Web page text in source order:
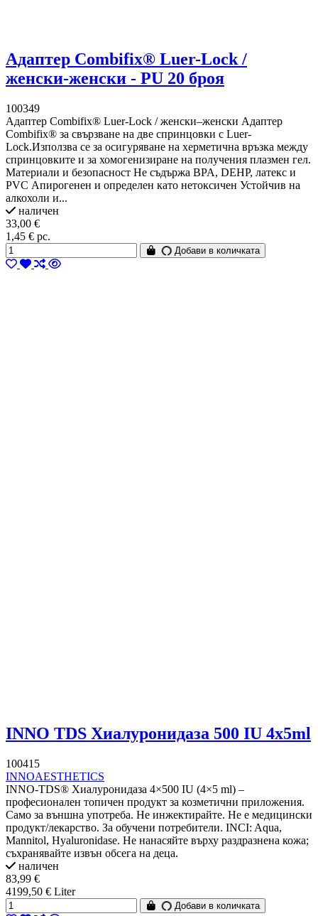
Адаптер Combifix® Luer-Lock /
женски-женски - PU 20 броя
100349
Адаптер Combifix® Luer-Lock / женски–женски Адаптер
Combifix® за свързване на две спринцовки с Luer-
Lock.Използва се за осигуряване на херметична връзка между
спринцовките и за хомогенизиране на получения плазмен гел.
Материали и безопасност Не съдържа BPA, DEHP, латекс и
PVC Апирогенен и определен като нетоксичен Устойчив на
алкохоли и...
наличен
33,00 €
1,45 € pc.
Добави в количката
INNO TDS Хиалуронидаза 500 IU 4x5ml
100415
INNOAESTHETICS
INNO-TDS® Хиалуронидаза 4×500 IU (4×5 ml) –
професионален топичен продукт за козметични приложения.
Само за външна употреба. Не инжектирайте. Не е медицински
продукт/лекарство. За обучени потребители. INCI: Aqua,
Mannitol, Hyaluronidase. Не нанасяйте върху раздразнена кожа;
съхранявайте извън обсега на деца.
наличен
83,99 €
4199,50 € Liter
Добави в количката